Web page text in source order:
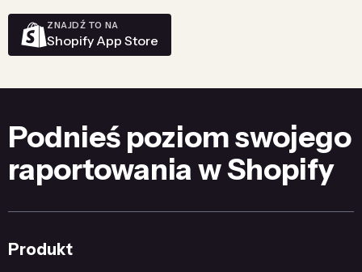
ZNAJDŹ TO NA
Shopify App Store
Podnieś poziom swojego
raportowania w Shopify
Produkt